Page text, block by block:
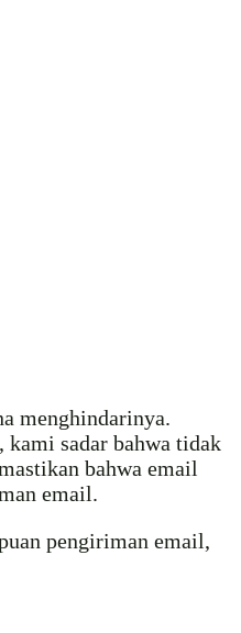
menghindarinya.
sadar bahwa tidak
bahwa email
email.
pengiriman email,